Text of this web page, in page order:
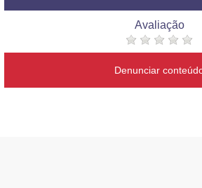
Avaliação
Denunciar